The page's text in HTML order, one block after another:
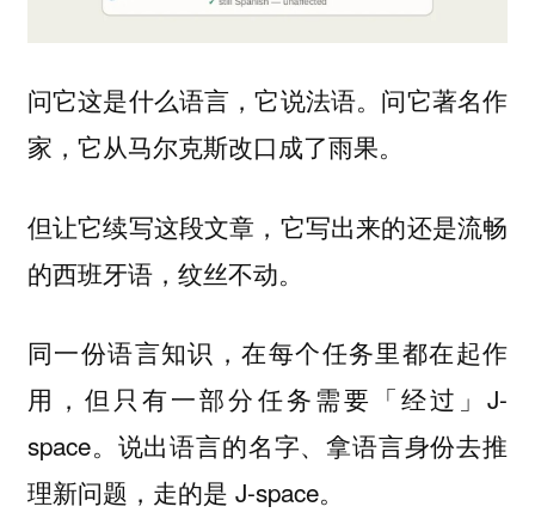
问它这是什么语言，它说法语。问它著名作
家，它从马尔克斯改口成了雨果。
但让它续写这段文章，它写出来的还是流畅
的西班牙语，纹丝不动。
同一份语言知识，在每个任务里都在起作
用，但只有一部分任务需要「经过」J-
space。说出语言的名字、拿语言身份去推
理新问题，走的是 J-space。